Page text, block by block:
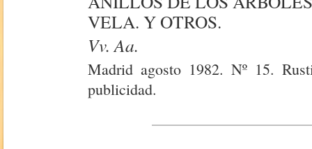
VELA. Y OTROS.
Vv. Aa.
Madrid agosto 1982. Nº 15.
publicidad.